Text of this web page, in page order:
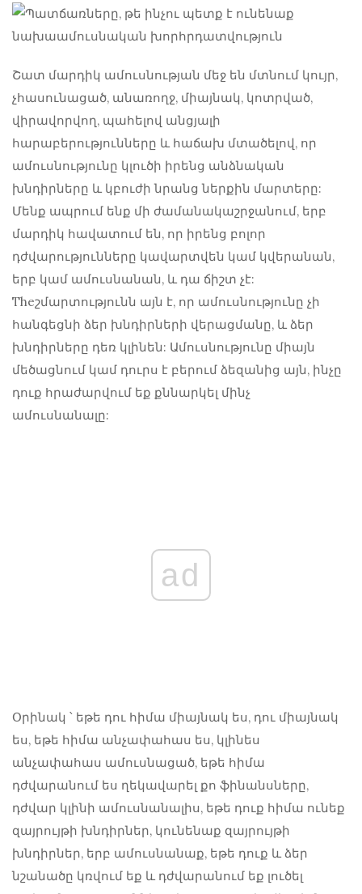
Շատ մարդիկ ամուսնության մեջ են մտնում կույր,
չհասունացած, անառողջ, միայնակ, կոտրված,
վիրավորվող, պահելով անցյալի
հարաբերությունները և հաճախ մտածելով, որ
ամուսնությունը կլուծի իրենց անձնական
խնդիրները և կբուժի նրանց ներքին մարտերը:
Մենք ապրում ենք մի ժամանակաշրջանում, երբ
մարդիկ հավատում են, որ իրենց բոլոր
դժվարությունները կավարտվեն կամ կվերանան,
երբ կամ ամուսնանան, և դա ճիշտ չէ:
Theշմարտությունն այն է, որ ամուսնությունը չի
հանգեցնի ձեր խնդիրների վերացմանը, և ձեր
խնդիրները դեռ կլինեն: Ամուսնությունը միայն
մեծացնում կամ դուրս է բերում ձեզանից այն, ինչը
դուք հրաժարվում եք քննարկել մինչ
ամուսնանալը:
ad
Օրինակ ՝ եթե դու հիմա միայնակ ես, դու միայնակ
ես, եթե հիմա անչափահաս ես, կլինես
անչափահաս ամուսնացած, եթե հիմա
դժվարանում ես ղեկավարել քո ֆինանսները,
դժվար կլինի ամուսնանալիս, եթե դուք հիմա ունեք
զայրույթի խնդիրներ, կունենաք զայրույթի
խնդիրներ, երբ ամուսնանաք, եթե դուք և ձեր
նշանածը կռվում եք և դժվարանում եք լուծել